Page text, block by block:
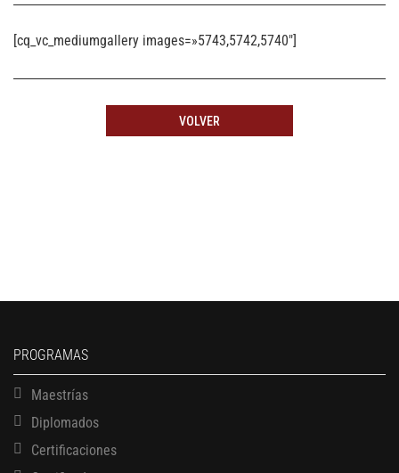
[cq_vc_mediumgallery images=»5743,5742,5740″]
VOLVER
PROGRAMAS
Maestrías
Diplomados
Certificaciones